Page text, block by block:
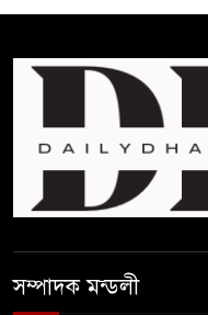
সম্পাদক মন্ডলী